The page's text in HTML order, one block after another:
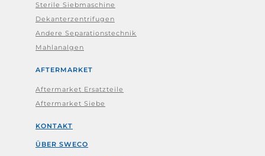
Sterile Siebmaschine
Dekanterzentrifugen
Andere Separationstechnik
Mahlanalgen
AFTERMARKET
Aftermarket Ersatzteile
Aftermarket Siebe
KONTAKT
ÜBER SWECO